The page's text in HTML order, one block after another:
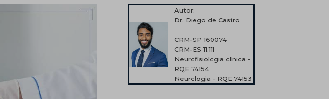
Autor:
Dr. Diego de Castro
CRM-SP 160074
CRM-ES 11.111
Neurofisiologia clínica -
RQE 74154
Neurologia - RQE 74153.